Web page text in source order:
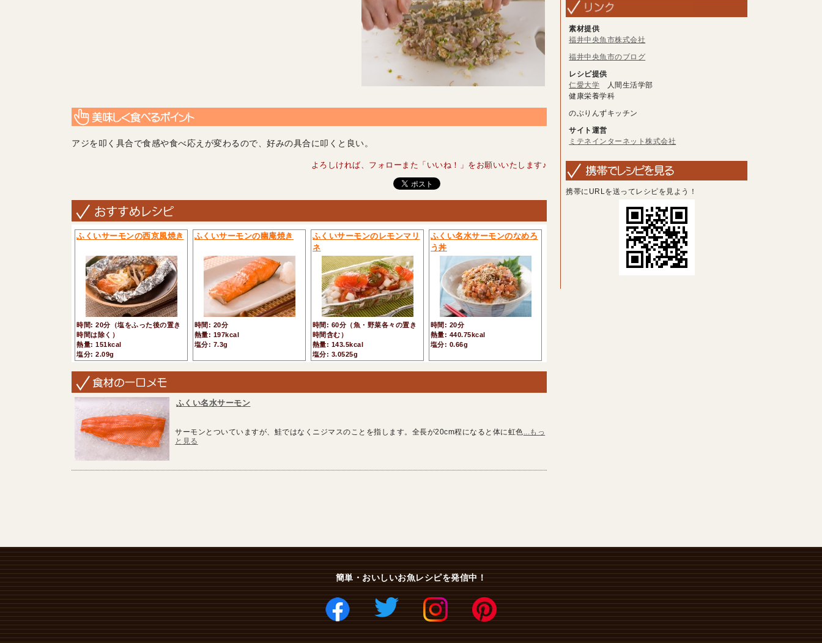
アジを叩く具合で食感や食べ応えが変わるので、好みの具合に叩くと良い。
よろしければ、フォローまた「いいね！」をお願いいたします♪
ふくいサーモンの西京風焼き
時間: 20分（塩をふった後の置き
時間は除く）
熱量: 151kcal
塩分: 2.09g
ふくいサーモンの幽庵焼き
時間: 20分
熱量: 197kcal
塩分: 7.3g
ふくいサーモンのレモンマリ
ネ
時間: 60分（魚・野菜各々の置き
時間含む）
熱量: 143.5kcal
塩分: 3.0525g
ふくい名水サーモンのなめろ
う丼
時間: 20分
熱量: 440.75kcal
塩分: 0.66g
ふくい名水サーモン
サーモンとついていますが、鮭ではなくニジマスのことを指します。全長が20cm程になると体に虹色 ...もっ
と見る
素材提供
福井中央魚市株式会社
福井中央魚市のブログ
レシピ提供
仁愛大学 人間生活学部
健康栄養学科
のぶりんずキッチン
サイト運営
ミテネインターネット株式会社
携帯にURLを送ってレシピを見よう！
簡単・おいしいお魚レシピを発信中！